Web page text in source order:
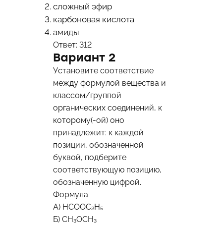
сложный эфир
карбоновая кислота
амиды
Ответ: 312
Вариант 2
Установите соответствие
между формулой вещества и
классом/группой
органических соединений, к
которому(-ой) оно
принадлежит: к каждой
позиции, обозначенной
буквой, подберите
соответствующую позицию,
обозначенную цифрой.
Формула
А) HCOOC₂H₅
Б) CH₃OCH₃